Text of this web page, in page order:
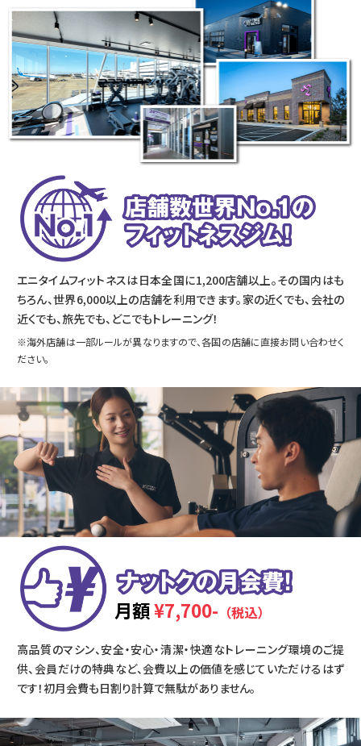
エニタイムフィットネスは日本全国に1,200店舗以上。その国内はも
ちろん、世界6,000以上の店舗を利用できます。家の近くでも、会社の
近くでも、旅先でも、どこでもトレーニング！
※海外店舗は一部ルールが異なりますので、各国の店舗に直接お問い合わせく
ださい。
月額¥7,700- （税込）
高品質のマシン、安全・安心・清潔・快適なトレーニング環境のご提
供、会員だけの特典など、会費以上の価値を感じていただけるはず
です！初月会費も日割り計算で無駄がありません。